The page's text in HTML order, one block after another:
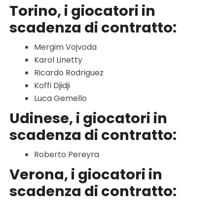
Torino, i giocatori in
scadenza di contratto:
Mergim Vojvoda
Karol Linetty
Ricardo Rodriguez
Koffi Djidji
Luca Gemello
Udinese, i giocatori in
scadenza di contratto:
Roberto Pereyra
Verona, i giocatori in
scadenza di contratto: